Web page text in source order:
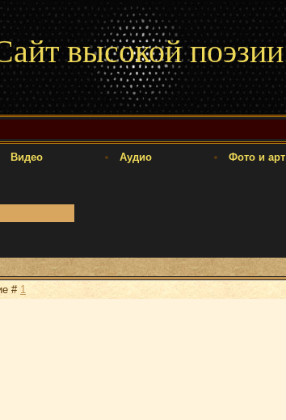
высокой поэзии
Видео Аудио Фото и арт
# 1